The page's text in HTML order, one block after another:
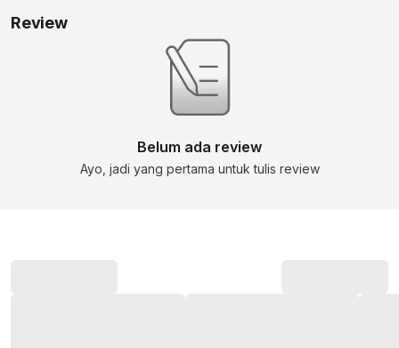
Review
Belum ada review
Ayo, jadi yang pertama untuk tulis review